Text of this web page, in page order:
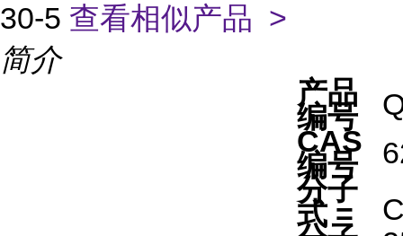
30-5 查看相似产品 >
简介
产品
编号
CAS
编号
分子
式 =